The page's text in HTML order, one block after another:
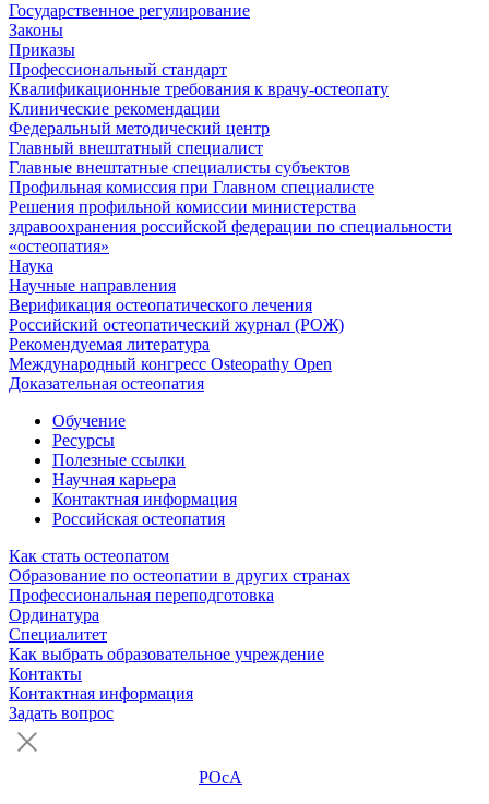
Государственное регулирование
Законы
Приказы
Профессиональный стандарт
Квалификационные требования к врачу-остеопату
Клинические рекомендации
Федеральный методический центр
Главный внештатный специалист
Главные внештатные специалисты субъектов
Профильная комиссия при Главном специалисте
Решения профильной комиссии министерства
здравоохранения российской федерации по специальности
«остеопатия»
Наука
Научные направления
Верификация остеопатического лечения
Российский остеопатический журнал (РОЖ)
Рекомендуемая литература
Международный конгресс Osteopathy Open
Доказательная остеопатия
Обучение
Ресурсы
Полезные ссылки
Научная карьера
Контактная информация
Российская остеопатия
Как стать остеопатом
Образование по остеопатии в других странах
Профессиональная переподготовка
Ординатура
Специалитет
Как выбрать образовательное учреждение
Контакты
Контактная информация
Задать вопрос
РОсА